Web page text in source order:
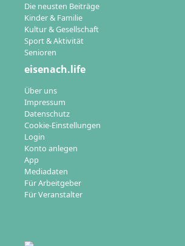
Die neusten Beiträge
Kinder & Familie
Kultur & Gesellschaft
Sport & Aktivität
Senioren
eisenach.life
Über uns
Impressum
Datenschutz
Cookie-Einstellungen
Login
Konto anlegen
App
Mediadaten
Für Arbeitgeber
Für Veranstalter